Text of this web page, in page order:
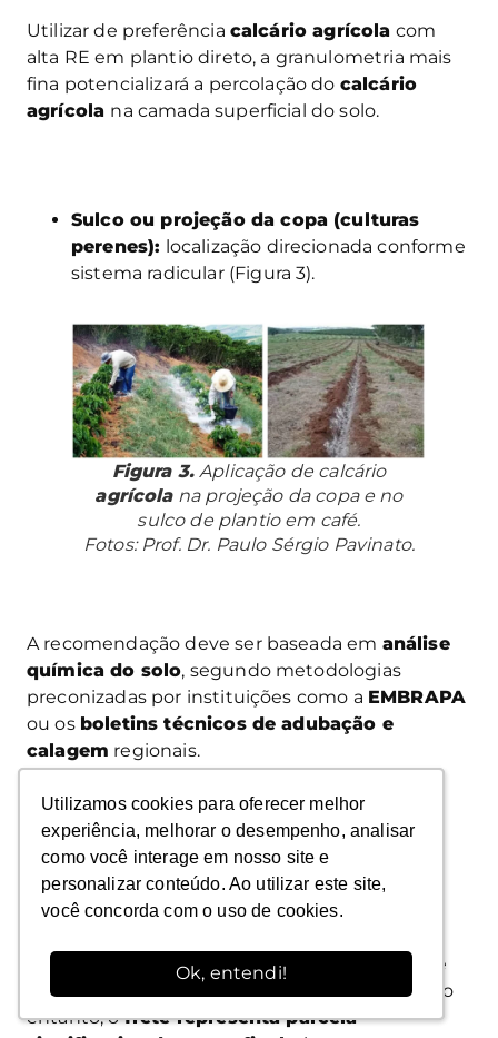
Utilizamos cookies para oferecer melhor
experiência, melhorar o desempenho, analisar
como você interage em nosso site e
personalizar conteúdo. Ao utilizar este site,
você concorda com o uso de cookies.
Ok, entendi!
Utilizamos cookies para oferecer melhor
experiência, melhorar o desempenho, analisar
como você interage em nosso site e
personalizar conteúdo. Ao utilizar este site,
você concorda com o uso de cookies.
Ok, entendi!
Utilizar de preferência calcário agrícola com
alta RE em plantio direto, a granulometria mais
fina potencializará a percolação do calcário
agrícola na camada superficial do solo.
Sulco ou projeção da copa (culturas
perenes): localização direcionada conforme
sistema radicular (Figura 3).
Figura 3.Aplicação de calcário
agrícolana projeção da copa e no
sulco de plantio em café.
Fotos: Prof. Dr. Paulo Sérgio Pavinato.
A recomendação deve ser baseada em análise
química do solo, segundo metodologias
preconizadas por instituições como a EMBRAPA
ou os boletins técnicos de adubação e
calagem regionais.
Quanto custa o calcário
agrícola?
preço do calcário agrícola
é relativamente
baixo quando comparado a outros insumos. No
entanto, ofrete representa parcela